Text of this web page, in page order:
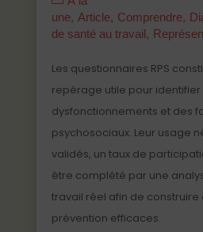
une
Article Comprendre
de santé au travail
Les questionnaires RPS
repérage utile pour identifier
dysfonctionnements et des
psychosociaux. Leur usage
validés, un taux de
être complété par une
travail réel afin de construire
prévention efficaces.